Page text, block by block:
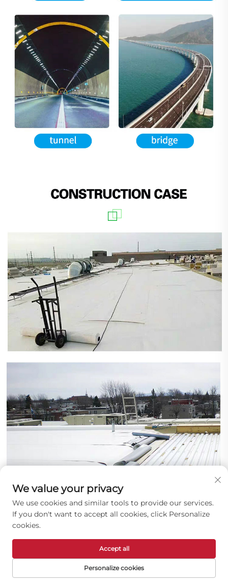
We value your privacy
We use cookies and similar tools to provide our services.
If you don't want to accept all cookies, click Personalize
cookies.
Personalize cookies
Accept all